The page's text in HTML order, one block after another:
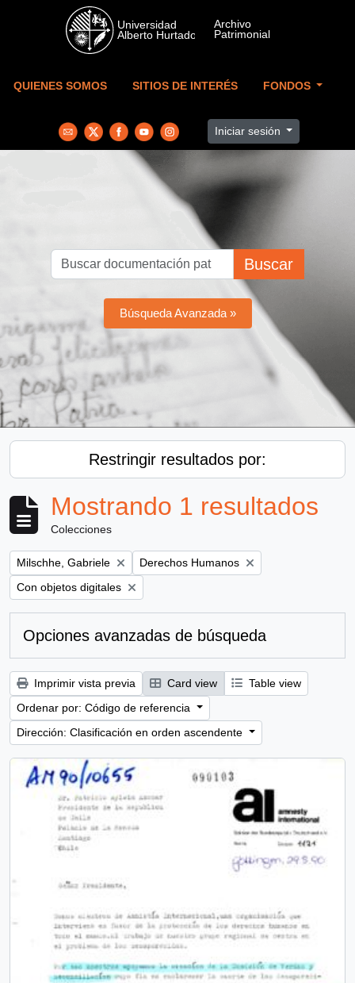
Skip to main content
QUIENES SOMOS SITIOS DE INTERÉS FONDOS
Iniciar sesión
Buscar
Búsqueda Avanzada »
Restringir resultados por:
Mostrando 1 resultados
Colecciones
Remove filter:
Milschhe, Gabriele Remove filter:
Derechos Humanos
Remove filter:
Con objetos digitales
Opciones avanzadas de búsqueda
Imprimir vista previa Card view
Table view
Ordenar por: Código de referencia
Dirección: Clasificación en orden ascendente